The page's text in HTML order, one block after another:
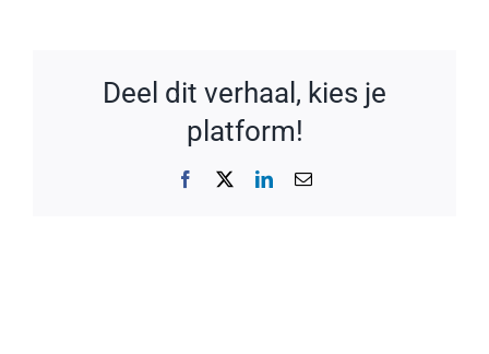
Deel dit verhaal, kies je
platform!
Facebook LinkedIn
E-